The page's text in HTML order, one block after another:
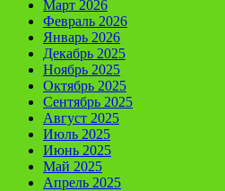
Март 2026
Февраль 2026
Январь 2026
Декабрь 2025
Ноябрь 2025
Октябрь 2025
Сентябрь 2025
Август 2025
Июль 2025
Июнь 2025
Май 2025
Апрель 2025